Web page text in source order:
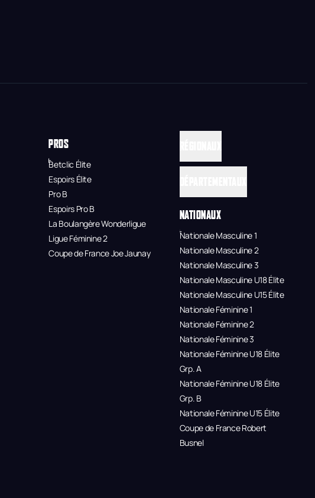
PROS
Betclic Élite
Espoirs Élite
Pro B
Espoirs Pro B
La Boulangère Wonderligue
Ligue Féminine 2
Coupe de France Joe Jaunay
NATIONAUX
Nationale Masculine 1
Nationale Masculine 2
Nationale Masculine 3
Nationale Masculine U18 Élite
Nationale Masculine U15 Élite
Nationale Féminine 1
Nationale Féminine 2
Nationale Féminine 3
Nationale Féminine U18 Élite
Grp. A
Nationale Féminine U18 Élite
Grp. B
Nationale Féminine U15 Élite
Coupe de France Robert
Busnel